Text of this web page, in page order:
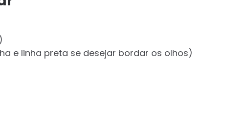
e linha preta se desejar bordar os olhos)